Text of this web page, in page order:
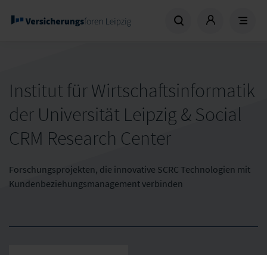
Institut für Wirtschaftsinformatik
der Universität Leipzig & Social
CRM Research Center
Forschungsprojekten, die innovative SCRC Technologien mit
Kundenbeziehungsmanagement verbinden